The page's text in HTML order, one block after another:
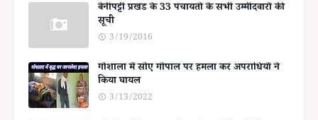
बेनीपट्टी प्रखंड के 33 पंचायतों के सभी उम्मीदवारों की
सूची
3/19/2016
गोशाला में सोए गोपाल पर हमला कर अपराधियों ने
किया घायल
3/13/2022